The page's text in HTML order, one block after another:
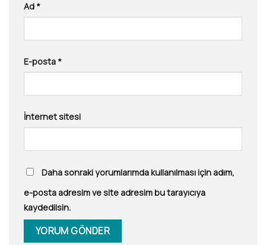
Ad *
E-posta *
İnternet sitesi
Daha sonraki yorumlarımda kullanılması için adım,
e-posta adresim ve site adresim bu tarayıcıya
kaydedilsin.